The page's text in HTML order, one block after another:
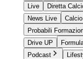
Live
Diretta
News Live
Calcio
Probabili
Drive UP
Podcast